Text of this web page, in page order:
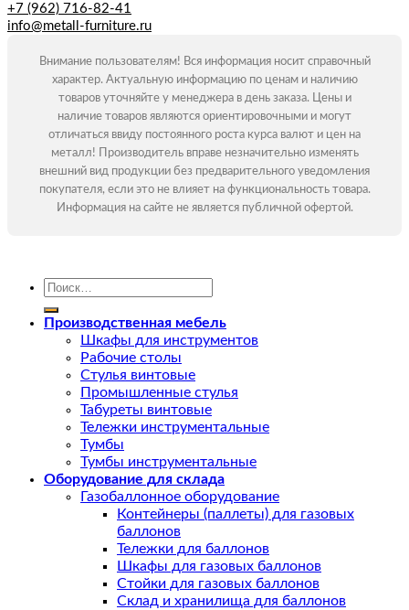
+7 (962) 716-82-41
info@metall-furniture.ru
Внимание пользователям! Вся информация носит справочный
характер. Актуальную информацию по ценам и наличию
товаров уточняйте у менеджера в день заказа. Цены и
наличие товаров являются ориентировочными и могут
отличаться ввиду постоянного роста курса валют и цен на
металл! Производитель вправе незначительно изменять
внешний вид продукции без предварительного уведомления
покупателя, если это не влияет на функциональность товара.
Информация на сайте не является публичной офертой.
Искать:
Производственная мебель
Шкафы для инструментов
Рабочие столы
Стулья винтовые
Промышленные стулья
Табуреты винтовые
Тележки инструментальные
Тумбы
Тумбы инструментальные
Оборудование для склада
Газобаллонное оборудование
Контейнеры (паллеты) для газовых
баллонов
Тележки для баллонов
Шкафы для газовых баллонов
Стойки для газовых баллонов
Склад и хранилища для баллонов